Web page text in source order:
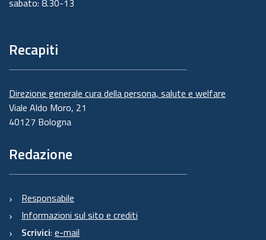
sabato: 8.30-13
Recapiti
Direzione generale cura della persona, salute e welfare
Viale Aldo Moro, 21
40127 Bologna
Redazione
Responsabile
Informazioni sul sito e crediti
Scrivici: e-mail